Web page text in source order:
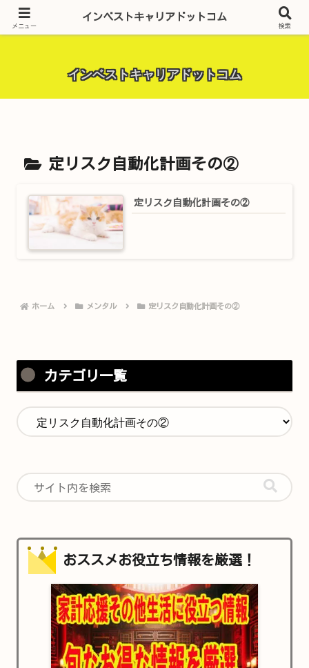
昨今話題の投資全般・金融関連全般・ＦＸトレード全般・生活に役立つ情報・
インベストキャリアドットコム
定リスク自動化計画その②
定リスク自動化計画その②
ホーム メンタル 定リスク自動化計画その②
カテゴリ一覧
おススメお役立ち情報を厳選！
メニュー
インベストキャリアドットコム
検索